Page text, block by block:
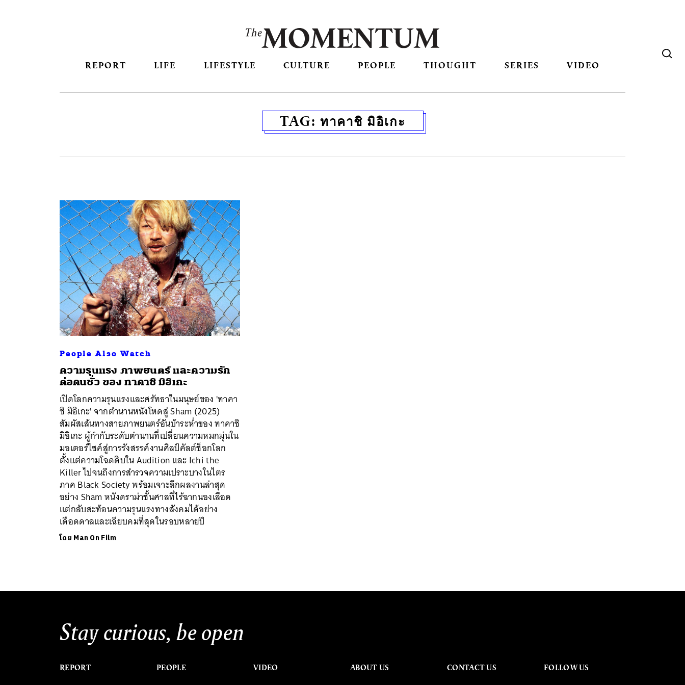
REPORT LIFE LIFESTYLE CULTURE PEOPLE THOUGHT SERIES VIDEO
TAG: ทาคาชิ มิอิเกะ
People Also Watch
ความรุนแรง ภาพยนตร์ และความรัก
ต่อคนชั่ว ของ ทาคาชิ มิอิเกะ
เปิดโลกความรุนแรงและศรัทธาในมนุษย์ของ 'ทาคา
ชิ มิอิเกะ' จากตำนานหนังโหดสู่ Sham (2025)
สัมผัสเส้นทางสายภาพยนตร์อันบ้าระห่ำของ ทาคาชิ
มิอิเกะ ผู้กำกับระดับตำนานที่เปลี่ยนความหมกมุ่นใน
มอเตอร์ไซค์สู่การรังสรรค์งานศิลป์คัลต์ช็อกโลก
ตั้งแต่ความโฉดดิบใน Audition และ Ichi the
Killer ไปจนถึงการสำรวจความเปราะบางในไตร
ภาค Black Society พร้อมเจาะลึกผลงานล่าสุด
อย่าง Sham หนังดราม่าชั้นศาลที่ไร้ฉากนองเลือด
แต่กลับสะท้อนความรุนแรงทางสังคมได้อย่าง
เดือดดาลและเฉียบคมที่สุดในรอบหลายปี
โดย Man On Film
Stay curious, be open
REPORT PEOPLE VIDEO ABOUT US CONTACT US FOLLOW US
ค้นหา